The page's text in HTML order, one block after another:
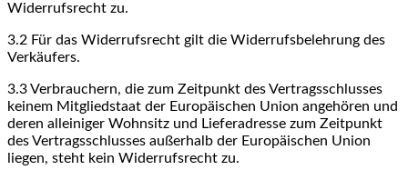
Widerrufsrecht zu.
3.2 Für das Widerrufsrecht gilt die Widerrufsbelehrung des
Verkäufers.
3.3Verbrauchern, die zum Zeitpunkt des Vertragsschlusses
keinem Mitgliedstaat der Europäischen Union angehören und
deren alleiniger Wohnsitz und Lieferadresse zum Zeitpunkt
des Vertragsschlusses außerhalb der Europäischen Union
liegen, steht kein Widerrufsrecht zu.